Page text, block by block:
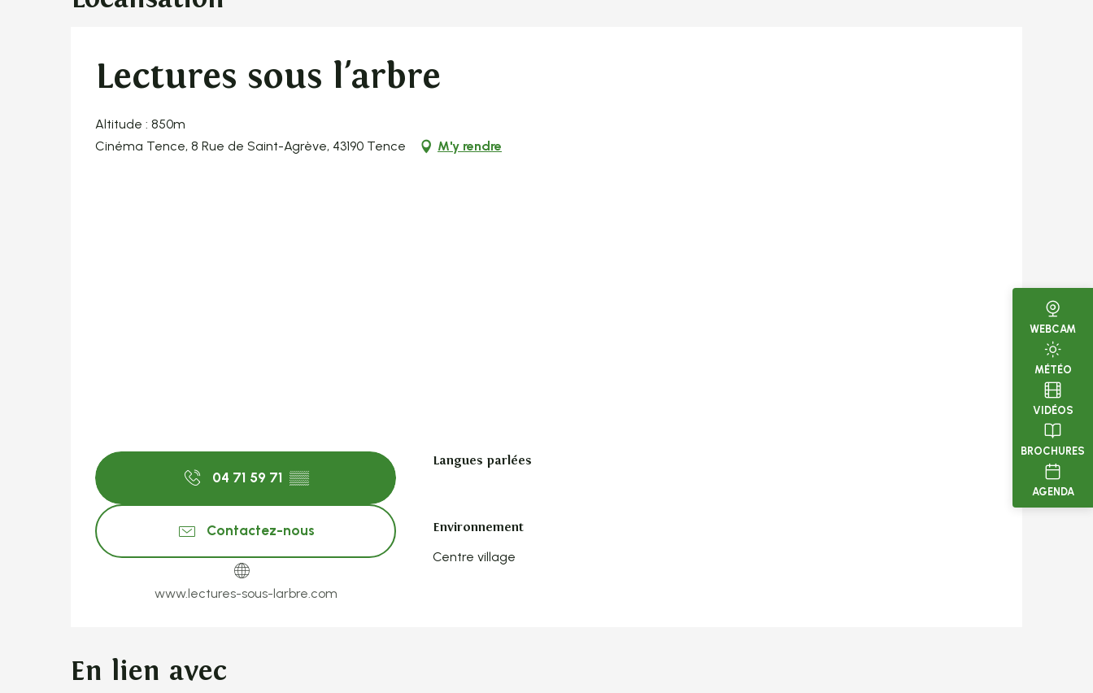
WEBCAM
MÉTÉO
VIDÉOS
BROCHURES
AGENDA
Lectures sous l'arbre
Altitude : 850m
Cinéma Tence, 8 Rue de Saint-Agrève, 43190 Tence
M'y rendre
04 71 59 71 ▒▒
Contactez-nous
www.lectures-sous-larbre.com
Langues parlées
Langues parlées
Environnement
Environnement
Centre village
En lien avec